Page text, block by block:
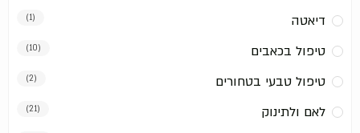
דיאטה (1)
טיפול בכאבים (10)
טיפול טבעי בטחורים (2)
לאם ולתינוק (21)